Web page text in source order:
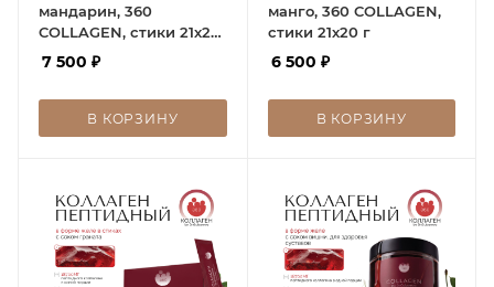
мандарин, 360
COLLAGEN, стики 21х20
г7 500 ₽
В КОРЗИНУ
манго, 360 COLLAGEN,
стики 21х20 г
6 500 ₽
В КОРЗИНУ